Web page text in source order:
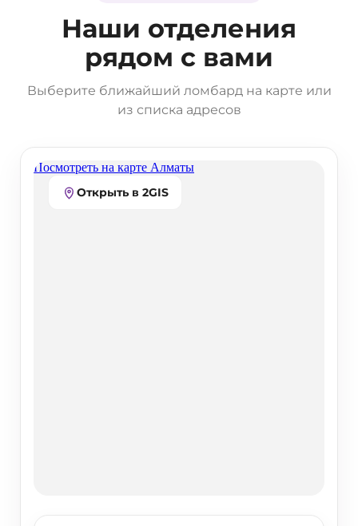
Наши отделения
рядом с вами
Выберите ближайший ломбард на карте или
из списка адресов
Открыть в 2GIS